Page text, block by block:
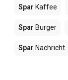
Spar Kaffee
Spar Burger
Spar Nachricht